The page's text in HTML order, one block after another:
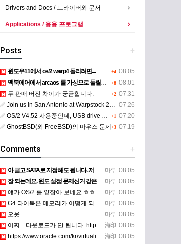
Drivers and Docs / 드라이버와 문서
Applications / 응용 프로그램
+
Posts
+4 08.05
윈도우11에서 os/2 warp4 돌리려면....
+8 08.01
맥북에어에서 arcaos 를 가상으로 돌릴려면 어떻게 해야 하는 지요?
+2 07.31
두 판매 버전 차이가 궁금합니다.
07.26
Join us in San Antonio at Warpstock 2026
+1 07.20
OS/2 V4.52 사용중인데, USB drive 사용 가능한지요?
+3 07.19
GhostBSD(와 FreeBSD)의 마우스 문제
+
Comments
마루 08.05
아 글고 SATA로 지정해도 됩니다. 저 글 진짜 이상하네요. 옛날꺼 퍼와서 그런거 같은데요.
마루 08.05
잘 되는데요. 윈도 설정 문제신거 같은데. 크롬 브라우저나 파폭으로 해 보세요
마루 08.05
얘가 OS/2 를 얕잡아 보네요 ㅎㅎ
마루 08.05
G4 타이북은 메모리가 어떻게 되나요?
마루 08.05
오옷.
海印 08.05
어찌... 다운로드가 안 됩니다. https://www.oracle.com/kr/virtualization/…
海印 08.05
https://www.oracle.com/kr/virtualization/technologies/vm/dow…